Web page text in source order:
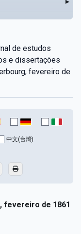
de estudos
e dissertações
fevereiro de
中文(台灣)
fevereiro de 1861